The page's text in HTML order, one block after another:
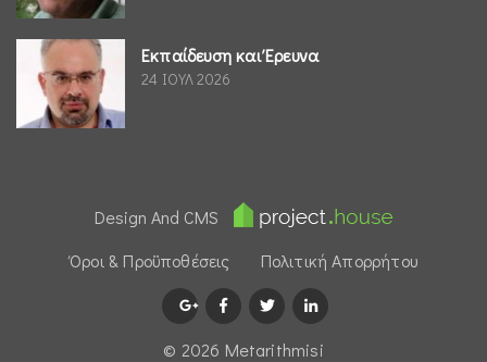
Εκπαίδευση και Έρευνα
24 ΙΟΥΛ 2026
Design And CMS
Όροι & Προϋποθέσεις
Πολιτική Απορρήτου
© 2026 Μetarithmisi